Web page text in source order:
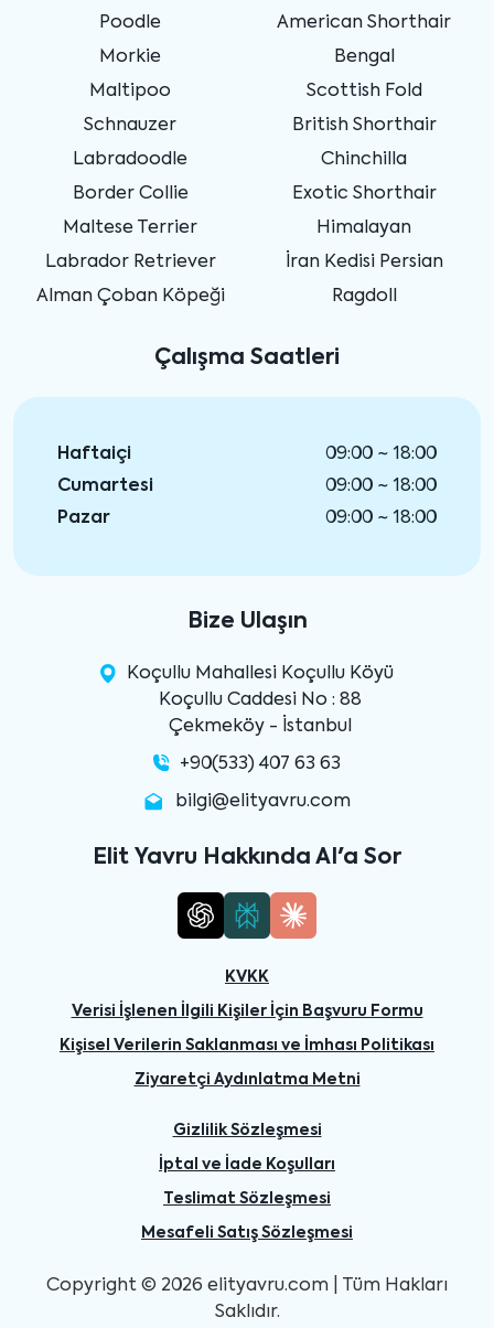
Poodle
Morkie
Maltipoo
Schnauzer
Labradoodle
Border Collie
Maltese Terrier
Labrador Retriever
Alman Çoban Köpeği
American Shorthair
Bengal
Scottish Fold
British Shorthair
Chinchilla
Exotic Shorthair
Himalayan
İran Kedisi Persian
Ragdoll
Çalışma Saatleri
Haftaiçi
09:00 ~ 18:00
Cumartesi
09:00 ~ 18:00
Pazar
09:00 ~ 18:00
Bize Ulaşın
Koçullu Mahallesi Koçullu Köyü
Koçullu Caddesi No : 88
Çekmeköy - İstanbul
+90(533) 407 63 63
bilgi@elityavru.com
Elit Yavru Hakkında AI'a Sor
KVKK
Verisi İşlenen İlgili Kişiler İçin Başvuru Formu
Kişisel Verilerin Saklanması ve İmhası Politikası
Ziyaretçi Aydınlatma Metni
Gizlilik Sözleşmesi
İptal ve İade Koşulları
Teslimat Sözleşmesi
Mesafeli Satış Sözleşmesi
Copyright © 2026 elityavru.com | Tüm Hakları
Saklıdır.